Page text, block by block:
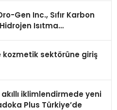
Gen Inc., Sıfır Karbon
Isıtma
kozmetik sektörüne giriş
akıllı iklimlendirmede yeni
Plus Türkiye’de